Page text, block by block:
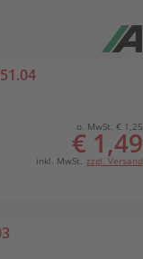
o. MwSt. € 1,25
€ 1,49
inkl. MwSt. zzgl. Versand